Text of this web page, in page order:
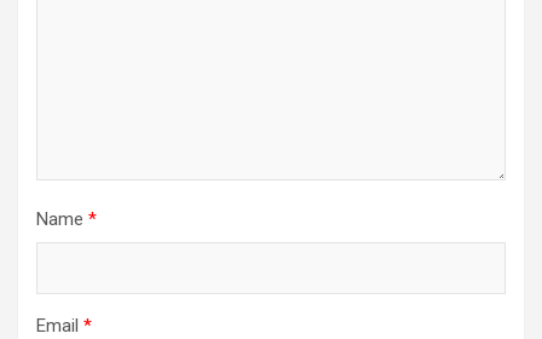
Name *
Email *